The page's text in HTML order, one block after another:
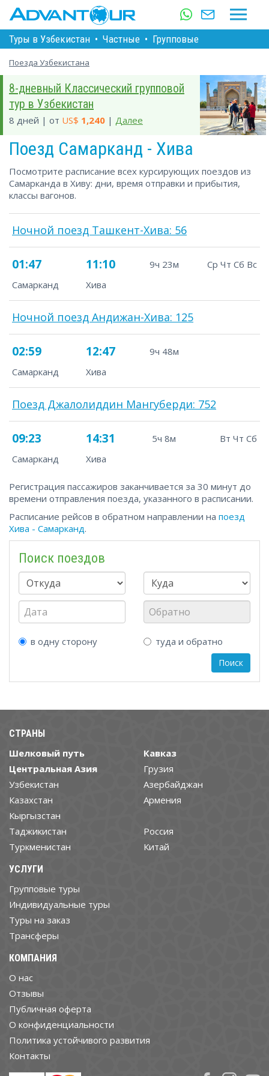
Туры в Узбекистан • Частные • Групповые
Поезда Узбекистана
8-дневный Классический групповой
тур в Узбекистан
8 дней | от US$ 1,240 | Далее
Поезд Самарканд - Хива
Посмотрите расписание всех курсирующих поездов из
Самарканда в Хиву: дни, время отправки и прибытия,
классы вагонов.
Ночной поезд Ташкент-Хива: 56
01:47 11:10 9ч 23м
Ср Чт Сб Вс
Самарканд
Хива
Ночной поезд Андижан-Хива: 125
02:59 12:47
9ч 48м
Самарканд
Хива
Поезд Джалолиддин Мангуберди: 752
09:23 14:31 5ч 8м
Вт Чт Сб
Самарканд
Хива
Регистрация пассажиров заканчивается за 30 минут до
времени отправления поезда, указанного в расписании.
Расписание рейсов в обратном направлении на поезд
Хива - Самарканд.
Поиск поездов
в одну сторону туда и обратно
СТРАНЫ
Шелковый путь
Центральная Азия
Узбекистан
Казахстан
Кыргызстан
Таджикистан
Туркменистан
Кавказ
Грузия
Азербайджан
Армения
Россия
Китай
УСЛУГИ
Групповые туры
Индивидуальные туры
Туры на заказ
Трансферы
КОМПАНИЯ
О нас
Отзывы
Публичная оферта
О конфиденциальности
Политика устойчивого развития
Контакты